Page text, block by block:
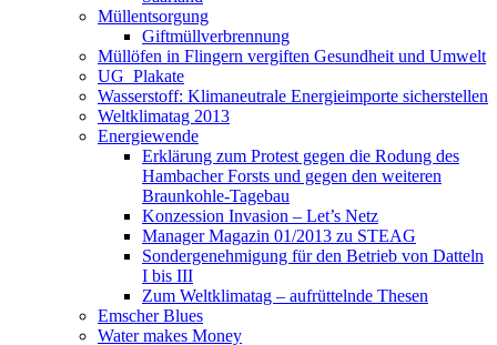
Müllentsorgung
Giftmüllverbrennung
Müllöfen in Flingern vergiften Gesundheit und Umwelt
UG_Plakate
Wasserstoff: Klimaneutrale Energieimporte sicherstellen
Weltklimatag 2013
Energiewende
Erklärung zum Protest gegen die Rodung des
Hambacher Forsts und gegen den weiteren
Braunkohle-Tagebau
Konzession Invasion – Let’s Netz
Manager Magazin 01/2013 zu STEAG
Sondergenehmigung für den Betrieb von Datteln
I bis III
Zum Weltklimatag – aufrüttelnde Thesen
Emscher Blues
Water makes Money